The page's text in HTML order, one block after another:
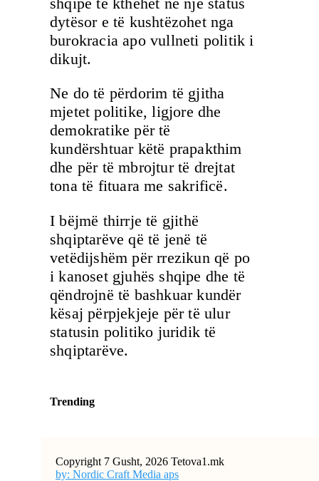
dytësor e të kushtëzohet nga
burokracia apo vullneti politik i
dikujt.
Ne do të përdorim të gjitha
mjetet politike, ligjore dhe
demokratike për të
kundërshtuar këtë prapakthim
dhe për të mbrojtur të drejtat
tona të fituara me sakrificë.
I bëjmë thirrje të gjithë
shqiptarëve që të jenë të
vetëdijshëm për rrezikun që po
i kanoset gjuhës shqipe dhe të
qëndrojnë të bashkuar kundër
kësaj përpjekjeje për të ulur
statusin politiko juridik të
shqiptarëve.
Trending
Copyright 7 Gusht, 2026 Tetova1.mk
by: Nordic Craft Media aps